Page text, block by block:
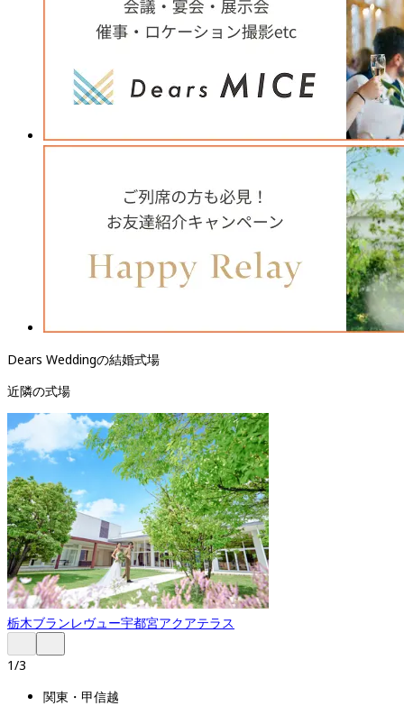
Dears Weddingの結婚式場
近隣の式場
栃木ブランレヴュー宇都宮アクアテラス
1/3
関東・甲信越